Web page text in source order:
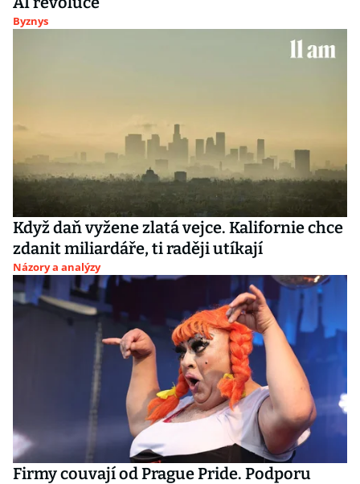
Byznys
Když daň vyžene zlatá vejce. Kalifornie chce
zdanit miliardáře, ti raději utíkají
Názory a analýzy
Firmy couvají od Prague Pride. Podporu